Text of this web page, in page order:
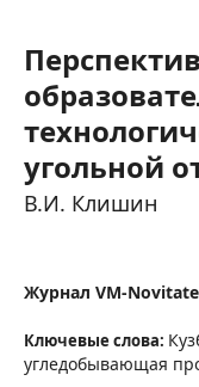
угольной
В.И. Клишин
Журнал VM-
Ключевые слова:
угледобывающая